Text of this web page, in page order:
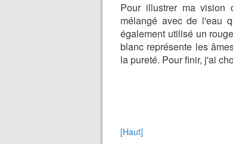
Pour illustrer ma vision
mélangé avec de l'eau
également utilisé un
blanc représente les
la pureté. Pour finir, j'ai
[Haut]